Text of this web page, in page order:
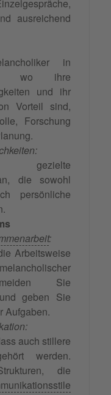
ausreichend
in
wo ihre
und ihr
Vorteil sind,
Forschung
gezielte
die sowohl
persönliche
:
Arbeitsweise
Sie
geben Sie
Aufgaben.
auch stillere
werden.
die